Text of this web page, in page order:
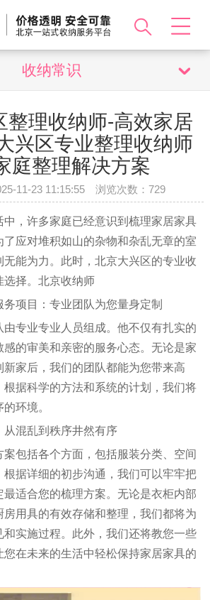
收纳常识
整理收纳师-高效家居
兴区专业整理收纳师
庭整理解决方案
11-23 11:15:55 浏览次数：729
中，许多家庭已经意识到梳理家居家具
了应对堆积如山的杂物和杂乱无章的室
无能为力。此时，北京大兴区的专业收
选择。北京收纳师
项目：专业团队为您量身定制
专业专业人员组成。他不仅有扎实的
的审美和亲密的服务心态。无论是家
新家后，我们的团队都能为您带来高
根据科学的方法和系统的计划，我们将
环境。
从混乱到秩序井然有序
包括各个方面，包括服装分类、空间
根据详细的初步沟通，我们可以牢牢把
适合您的梳理方案。无论是衣柜内部
房用具的有效存储和整理，我们都将为
和实施过程。此外，我们还将教您一些
在未来的生活中轻松保持家居家具的